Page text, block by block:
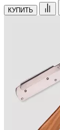
КУПИТЬ